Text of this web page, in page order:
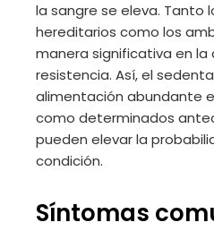
la sangre se eleva. Tanto
hereditarios como los
manera significativa en la
resistencia. Así, el
alimentación abundante
como determinados
pueden elevar la
condición.
Síntomas